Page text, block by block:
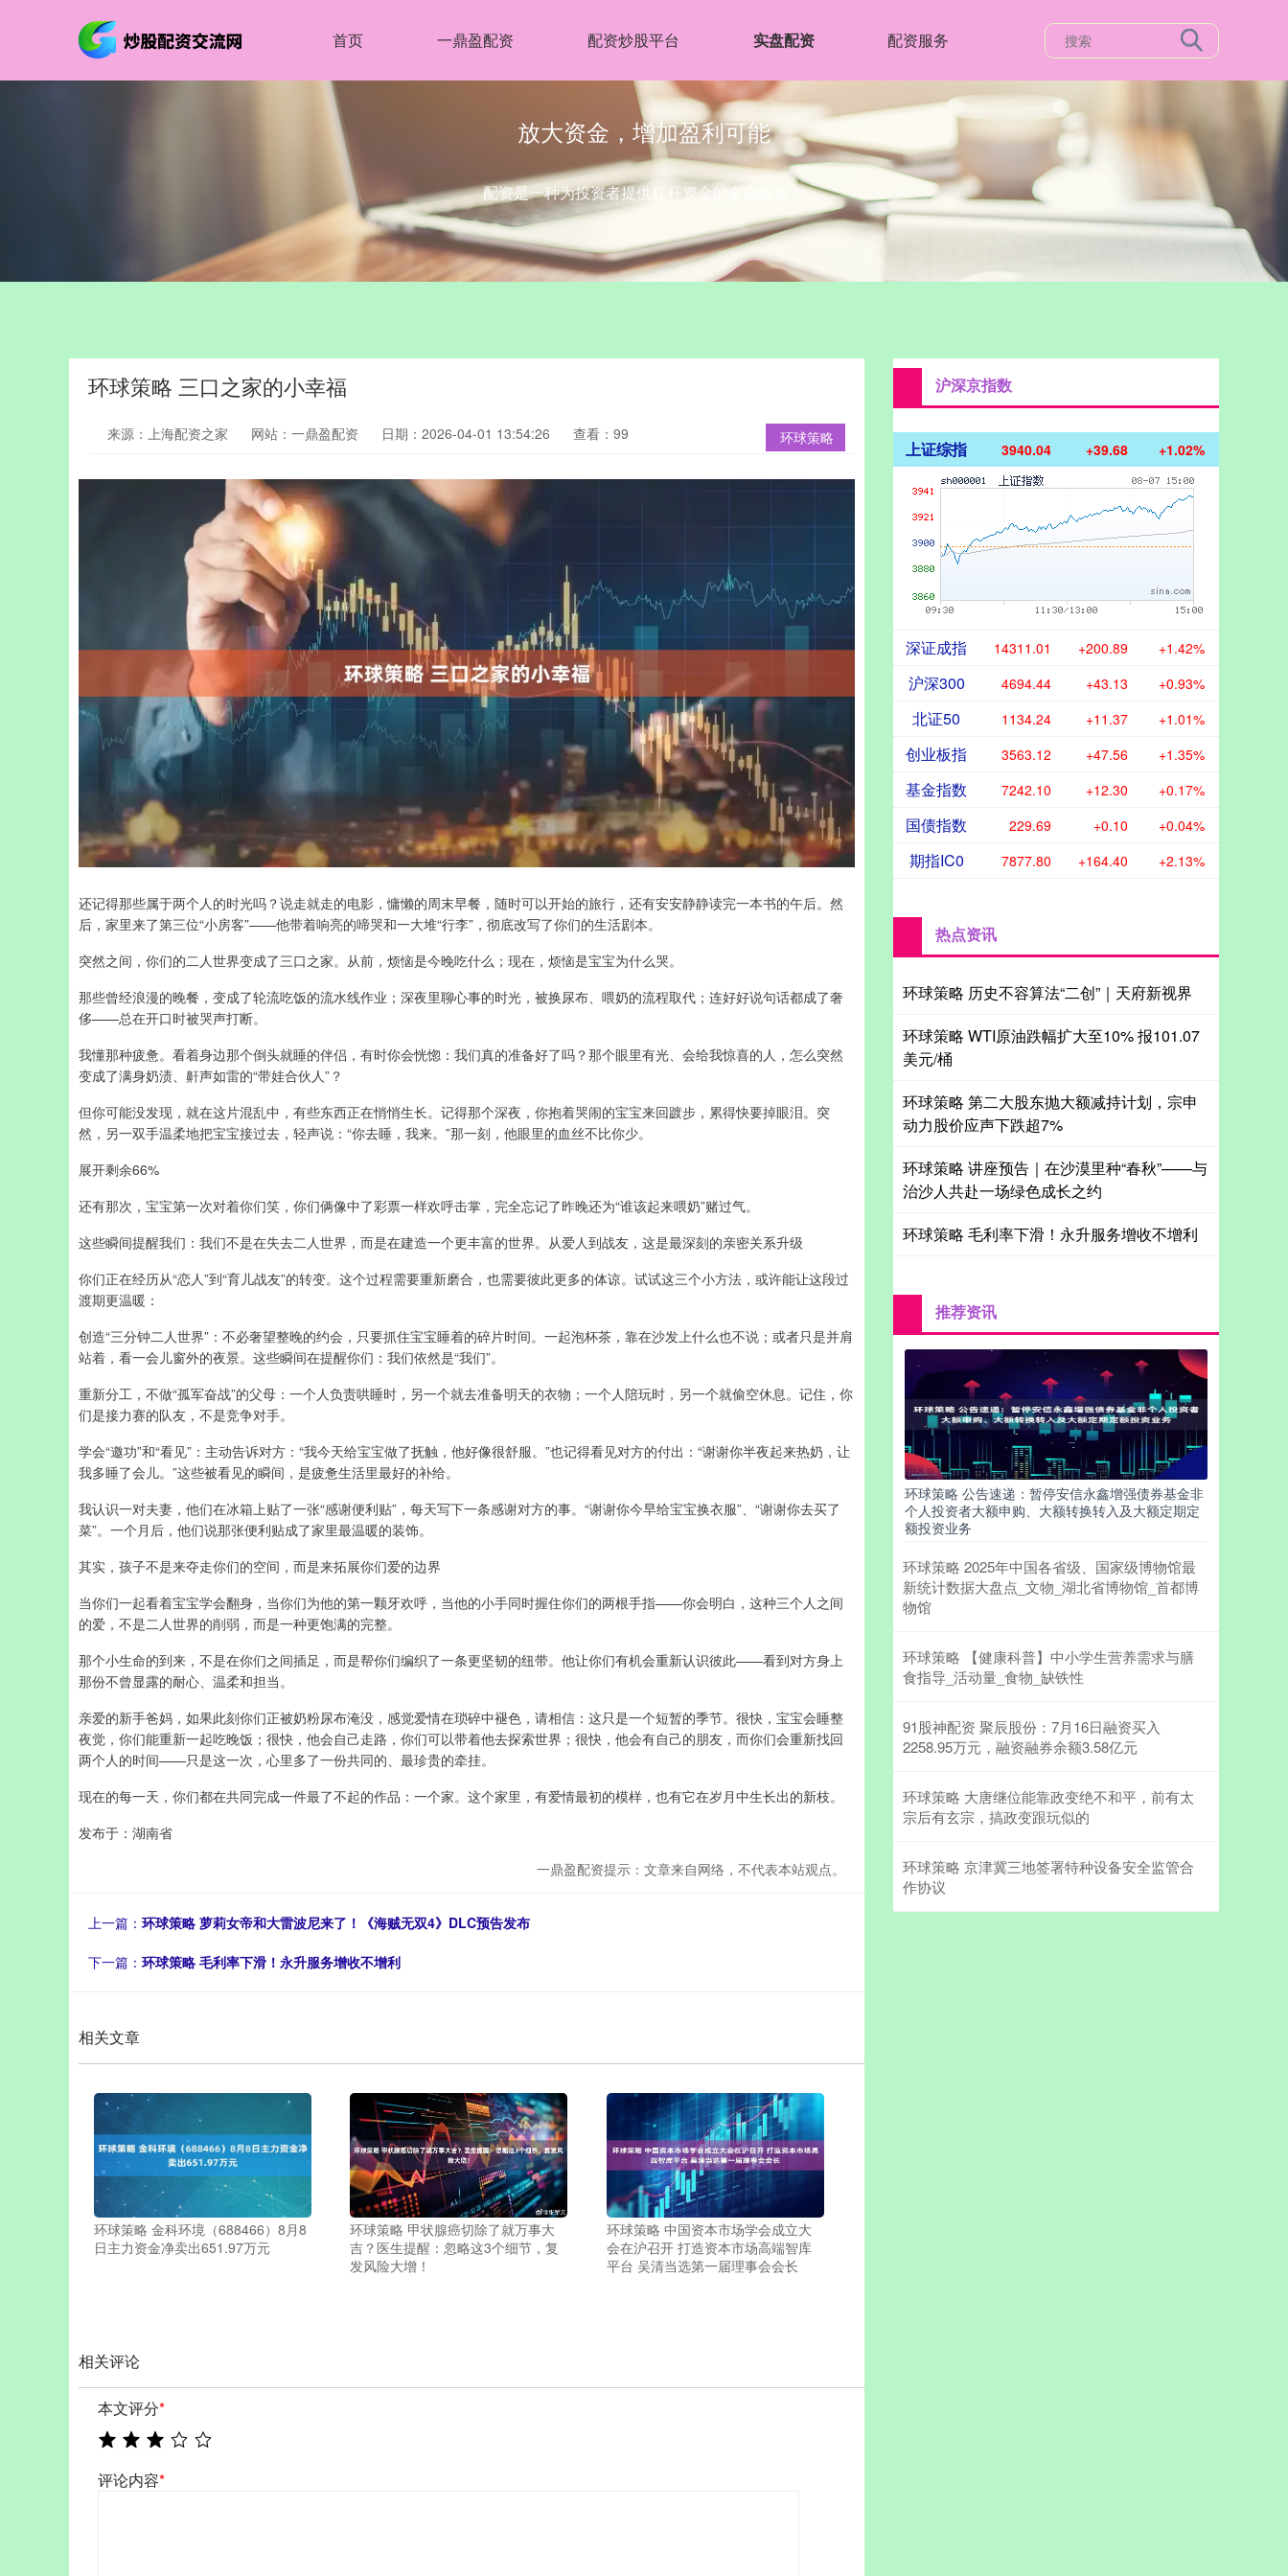
首页 一鼎盈配资 配资炒股平台 实盘配资 配资服务
放大资金，增加盈利可能
配资是一种为投资者提供杠杆资金的金融服务！
环球策略 三口之家的小幸福
环球策略
来源：上海配资之家 网站：一鼎盈配资 日期：2026-04-01 13:54:26 查看：99
还记得那些属于两个人的时光吗？说走就走的电影，慵懒的周末早餐，随时可以开始的旅行，还有安安静静读完一本书的午后。然
后，家里来了第三位“小房客”——他带着响亮的啼哭和一大堆“行李”，彻底改写了你们的生活剧本。
突然之间，你们的二人世界变成了三口之家。从前，烦恼是今晚吃什么；现在，烦恼是宝宝为什么哭。
那些曾经浪漫的晚餐，变成了轮流吃饭的流水线作业；深夜里聊心事的时光，被换尿布、喂奶的流程取代；连好好说句话都成了奢
侈——总在开口时被哭声打断。
我懂那种疲惫。看着身边那个倒头就睡的伴侣，有时你会恍惚：我们真的准备好了吗？那个眼里有光、会给我惊喜的人，怎么突然
变成了满身奶渍、鼾声如雷的“带娃合伙人”？
但你可能没发现，就在这片混乱中，有些东西正在悄悄生长。记得那个深夜，你抱着哭闹的宝宝来回踱步，累得快要掉眼泪。突
然，另一双手温柔地把宝宝接过去，轻声说：“你去睡，我来。”那一刻，他眼里的血丝不比你少。
展开剩余66%
还有那次，宝宝第一次对着你们笑，你们俩像中了彩票一样欢呼击掌，完全忘记了昨晚还为“谁该起来喂奶”赌过气。
这些瞬间提醒我们：我们不是在失去二人世界，而是在建造一个更丰富的世界。从爱人到战友，这是最深刻的亲密关系升级
你们正在经历从“恋人”到“育儿战友”的转变。这个过程需要重新磨合，也需要彼此更多的体谅。试试这三个小方法，或许能让这段过
渡期更温暖：
创造“三分钟二人世界”：不必奢望整晚的约会，只要抓住宝宝睡着的碎片时间。一起泡杯茶，靠在沙发上什么也不说；或者只是并肩
站着，看一会儿窗外的夜景。这些瞬间在提醒你们：我们依然是“我们”。
重新分工，不做“孤军奋战”的父母：一个人负责哄睡时，另一个就去准备明天的衣物；一个人陪玩时，另一个就偷空休息。记住，你
们是接力赛的队友，不是竞争对手。
学会“邀功”和“看见”：主动告诉对方：“我今天给宝宝做了抚触，他好像很舒服。”也记得看见对方的付出：“谢谢你半夜起来热奶，让
我多睡了会儿。”这些被看见的瞬间，是疲惫生活里最好的补给。
我认识一对夫妻，他们在冰箱上贴了一张“感谢便利贴”，每天写下一条感谢对方的事。“谢谢你今早给宝宝换衣服”、“谢谢你去买了
菜”。一个月后，他们说那张便利贴成了家里最温暖的装饰。
其实，孩子不是来夺走你们的空间，而是来拓展你们爱的边界
当你们一起看着宝宝学会翻身，当你们为他的第一颗牙欢呼，当他的小手同时握住你们的两根手指——你会明白，这种三个人之间
的爱，不是二人世界的削弱，而是一种更饱满的完整。
那个小生命的到来，不是在你们之间插足，而是帮你们编织了一条更坚韧的纽带。他让你们有机会重新认识彼此——看到对方身上
那份不曾显露的耐心、温柔和担当。
亲爱的新手爸妈，如果此刻你们正被奶粉尿布淹没，感觉爱情在琐碎中褪色，请相信：这只是一个短暂的季节。很快，宝宝会睡整
夜觉，你们能重新一起吃晚饭；很快，他会自己走路，你们可以带着他去探索世界；很快，他会有自己的朋友，而你们会重新找回
两个人的时间——只是这一次，心里多了一份共同的、最珍贵的牵挂。
现在的每一天，你们都在共同完成一件最了不起的作品：一个家。这个家里，有爱情最初的模样，也有它在岁月中生长出的新枝。
发布于：湖南省
一鼎盈配资提示：文章来自网络，不代表本站观点。
上一篇： 环球策略 萝莉女帝和大雷波尼来了！《海贼无双4》DLC预告发布
下一篇： 环球策略 毛利率下滑！永升服务增收不增利
相关文章
环球策略 金科环境（688466）8月8
日主力资金净卖出651.97万元
环球策略 甲状腺癌切除了就万事大
吉？医生提醒：忽略这3个细节，复
发风险大增！
环球策略 中国资本市场学会成立大
会在沪召开 打造资本市场高端智库
平台 吴清当选第一届理事会会长
相关评论
本文评分*
评论内容*
沪深京指数
上证综指 3940.04 +39.68 +1.02%
深证成指 14311.01 +200.89 +1.42%
沪深300 4694.44 +43.13 +0.93%
北证50 1134.24 +11.37 +1.01%
创业板指 3563.12 +47.56 +1.35%
基金指数 7242.10 +12.30 +0.17%
国债指数 229.69 +0.10 +0.04%
期指IC0 7877.80 +164.40 +2.13%
热点资讯
环球策略 历史不容算法“二创”｜天府新视界
环球策略 WTI原油跌幅扩大至10% 报101.07
美元/桶
环球策略 第二大股东抛大额减持计划，宗申
动力股价应声下跌超7%
环球策略 讲座预告｜在沙漠里种“春秋”——与
治沙人共赴一场绿色成长之约
环球策略 毛利率下滑！永升服务增收不增利
推荐资讯
环球策略 公告速递：暂停安信永鑫增强债券基金非
个人投资者大额申购、大额转换转入及大额定期定
额投资业务
环球策略 2025年中国各省级、国家级博物馆最
新统计数据大盘点_文物_湖北省博物馆_首都博
物馆
环球策略 【健康科普】中小学生营养需求与膳
食指导_活动量_食物_缺铁性
91股神配资 聚辰股份：7月16日融资买入
2258.95万元，融资融券余额3.58亿元
环球策略 大唐继位能靠政变绝不和平，前有太
宗后有玄宗，搞政变跟玩似的
环球策略 京津冀三地签署特种设备安全监管合
作协议